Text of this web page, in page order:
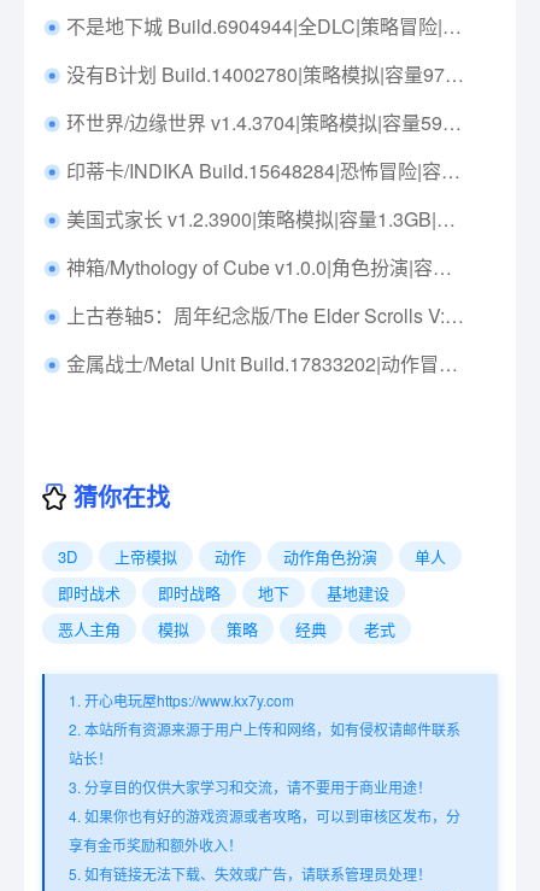
不是地下城 Build.6904944|全DLC|策略冒险|容量4.7GB|免安装绿色中文版|支持键盘.鼠标
没有B计划 Build.14002780|策略模拟|容量975MB|免安装绿色中文版|支持键盘.鼠标.手柄
环世界/边缘世界 v1.4.3704|策略模拟|容量593MB|免安装绿色中文版|支持键盘.鼠标
印蒂卡/INDIKA Build.15648284|恐怖冒险|容量48.7GB|免安装绿色中文版|支持键盘.鼠标.手柄
美国式家长 v1.2.3900|策略模拟|容量1.3GB|免安装绿色中文版|支持键盘.鼠标
神箱/Mythology of Cube v1.0.0|角色扮演|容量4.3GB|免安装绿色中文版|支持键盘.鼠标
上古卷轴5：周年纪念版/The Elder Scrolls V: Skyrim Special Edition Build.15158235|动作冒险|容量32.5GB|免安装绿色中文版|支持键盘.鼠标.手柄
金属战士/Metal Unit Build.17833202|动作冒险|容量1.2GB|免安装绿色中文版|支持键盘.鼠标.手柄
猜你在找
3D 上帝模拟 动作 动作角色扮演
单人
即时战术
即时战略 地下
基地建设
恶人主角
模拟 策略 经典 老式
1. 开心电玩屋https://www.kx7y.com
2. 本站所有资源来源于用户上传和网络，如有侵权请邮件联系
站长！
3. 分享目的仅供大家学习和交流，请不要用于商业用途！
4. 如果你也有好的游戏资源或者攻略，可以到审核区发布，分
享有金币奖励和额外收入！
5. 如有链接无法下载、失效或广告，请联系管理员处理！